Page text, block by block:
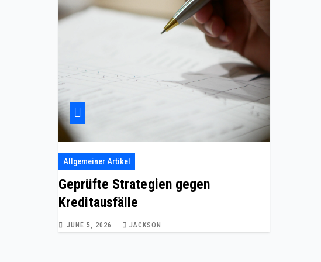
Allgemeiner Artikel
Geprüfte Strategien gegen
Kreditausfälle
JUNE 5, 2026 JACKSON